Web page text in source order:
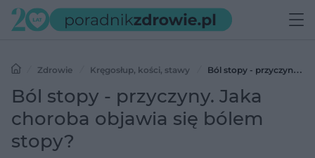
Zdrowie Kręgosłup, kości, stawy
Ból stopy - przyczyny.
Jaka choroba objawia się bólem stopy?
Ból stopy - przyczyny. Jaka
choroba objawia się bólem
stopy?